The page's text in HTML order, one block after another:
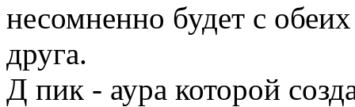
несомненно будет с
друга.
Д пик - аура которой